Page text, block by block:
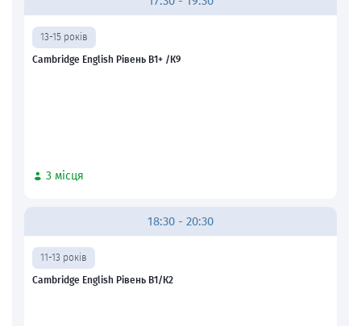
13-15 років
Cambridge English Рівень В1+ /К9
3 місця
18:30 - 20:30
11-13 років
Cambridge English Рівень В1/К2